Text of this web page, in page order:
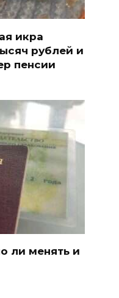
икра
рублей и
пенсии
ли менять и